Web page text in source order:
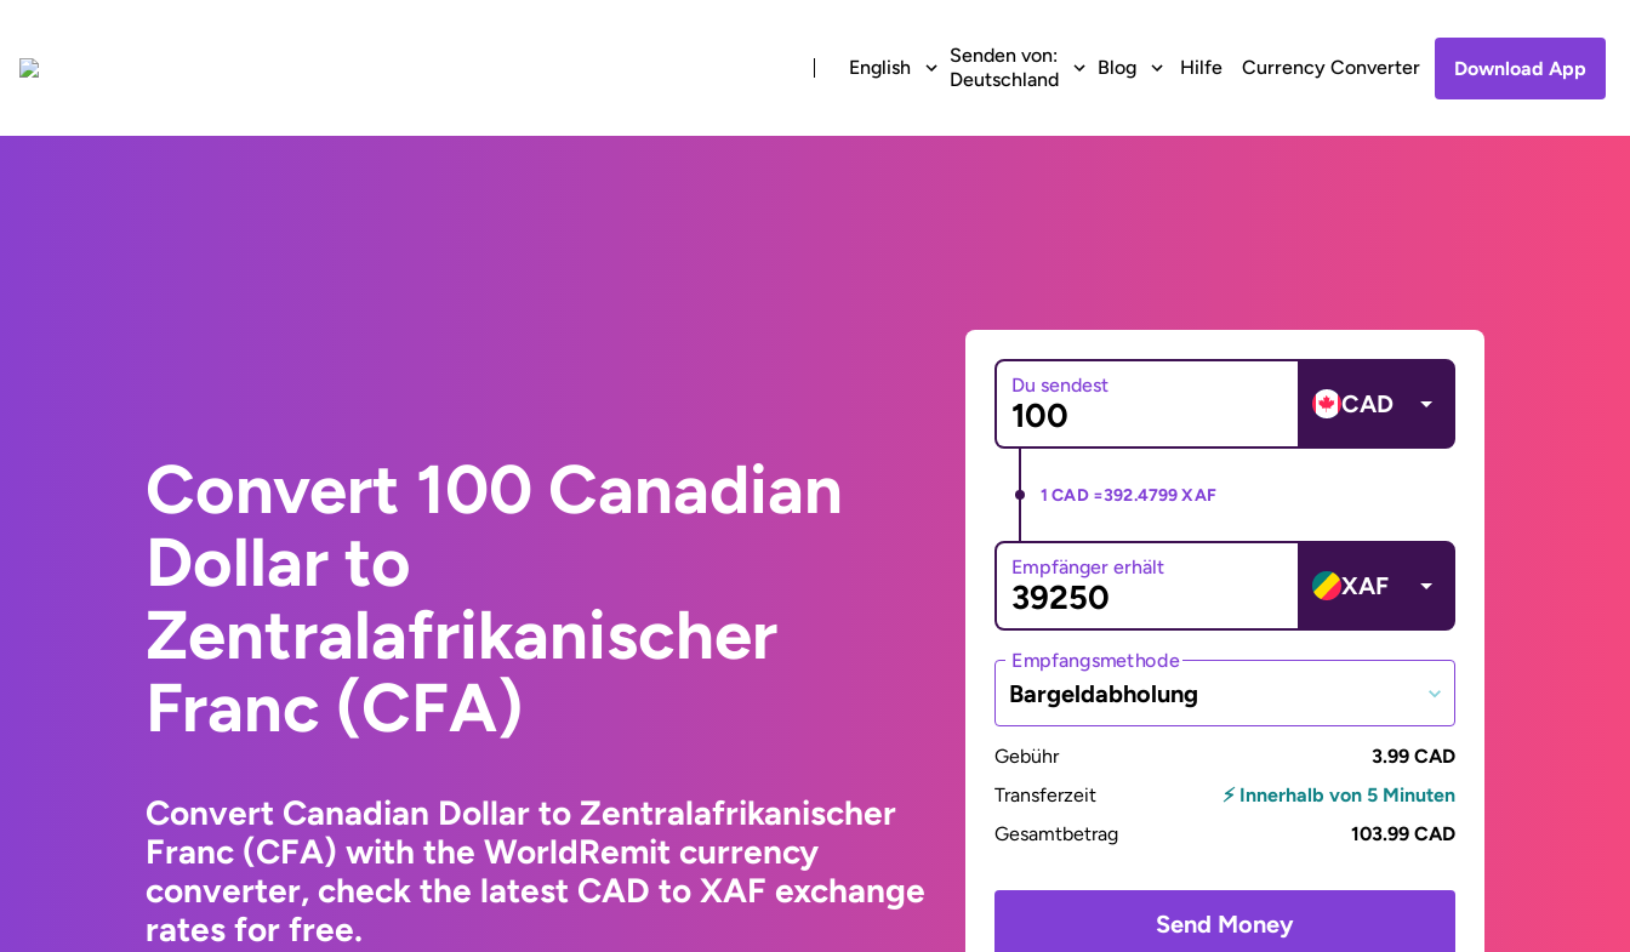
English
Senden von:
Deutschland
Blog Hilfe Currency Converter Download App
Convert 100 Canadian
Dollar to
Zentralafrikanischer
Franc (CFA)
Convert Canadian Dollar to Zentralafrikanischer
Franc (CFA) with the WorldRemit currency
converter, check the latest CAD to XAF exchange
rates for free.
Du sendest
CAD
1 CAD =392.4799 XAF
Empfänger erhält
XAF
Empfangsmethode
Bargeldabholung
Gebühr
3.99 CAD
Transferzeit
⚡ Innerhalb von 5 Minuten
Gesamtbetrag
103.99 CAD
Send Money